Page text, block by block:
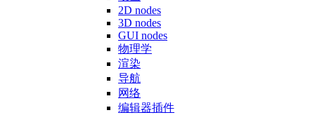
2D nodes
3D nodes
GUI nodes
物理学
渲染
导航
网络
编辑器插件